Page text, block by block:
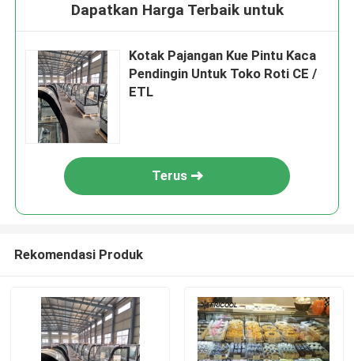
Dapatkan Harga Terbaik untuk
Kotak Pajangan Kue Pintu Kaca
Pendingin Untuk Toko Roti CE /
ETL
Terus
Rekomendasi Produk